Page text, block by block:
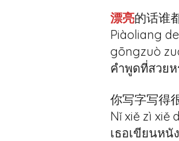
漂亮的话谁
Piàoliang
gōngzuò
คำพูดที่สวย
你写字写得
Nǐ xiě zì xiě
เธอเขียนห